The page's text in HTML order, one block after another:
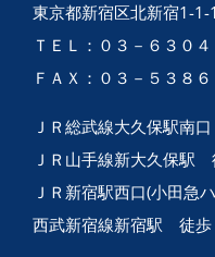
東京都新宿区北新宿1-
ＴＥＬ：０３－６３０
ＦＡＸ：０３－５３８
ＪＲ総武線大久保駅南
ＪＲ山手線新大久保駅
ＪＲ新宿駅西口(小田急
西武新宿線新宿駅 徒歩